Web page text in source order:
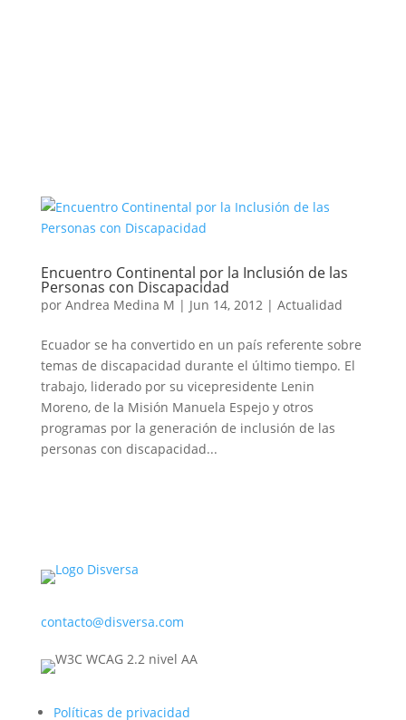
Encuentro Continental por la Inclusión de las
Personas con Discapacidad
por Andrea Medina M | Jun 14, 2012| Actualidad
Ecuador se ha convertido en un país referente sobre
temas de discapacidad durante el último tiempo. El
trabajo, liderado por su vicepresidente Lenin
Moreno, de la Misión Manuela Espejo y otros
programas por la generación de inclusión de las
personas con discapacidad...
contacto@disversa.com
Políticas de privacidad